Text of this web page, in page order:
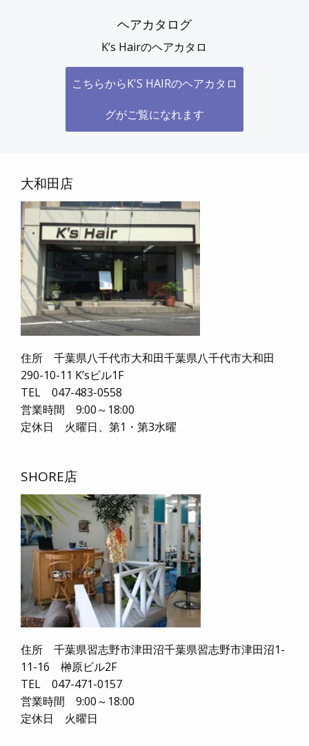
ヘアカタログ
K’s Hairのヘアカタロ
こちらからK'S HAIRのヘアカタロ
グがご覧になれます
大和田店
住所 千葉県八千代市大和田千葉県八千代市大和田
290-10-11 K’sビル1F
TEL 047-483-0558
営業時間 9:00～18:00
定休日 火曜日、第1・第3水曜
SHORE店
住所 千葉県習志野市津田沼千葉県習志野市津田沼1-
11-16 榊原ビル2F
TEL 047-471-0157
営業時間 9:00～18:00
定休日 火曜日